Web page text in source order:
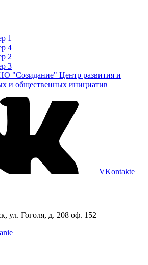
"Созидание" Центр развития и
и общественных инициатив
VKontakte
ул. Гоголя, д. 208 оф. 152